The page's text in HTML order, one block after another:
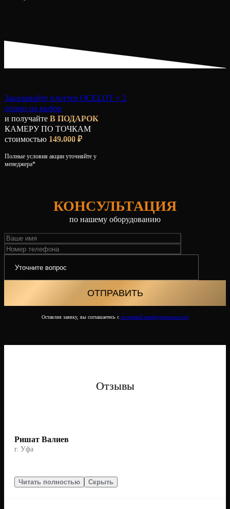
Заказывайте плоттер OCELOT + 2
опции на выбор
и получайте В ПОДАРОК
КАМЕРУ ПО ТОЧКАМ
стоимостью 149.000 ₽
Полные условия акции уточняйте у
менеджера*
КОНСУЛЬТАЦИЯ
по нашему оборудованию
Оставляя заявку, вы соглашаетесь с политикой конфиденциальности
Отзывы
Ришат Валиев
г. Уфа
Читать полностью Скрыть